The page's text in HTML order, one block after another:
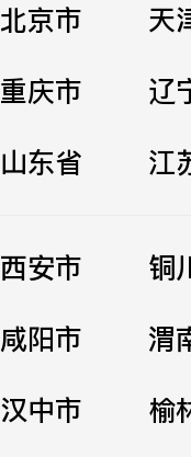
北京市
天
重庆市
辽
山东省
江
西安市
铜
咸阳市
渭
汉中市
榆